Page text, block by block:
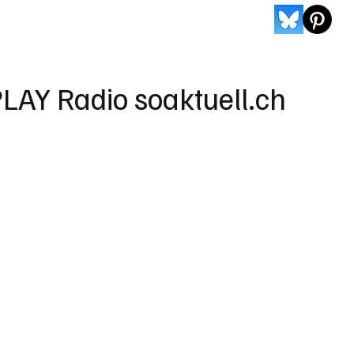
Radio soaktuell.ch